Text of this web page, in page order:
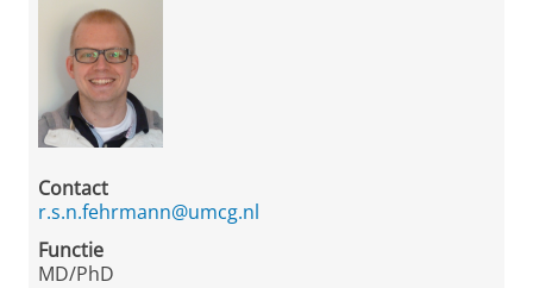
Contact
r.s.n.fehrmann@umcg.nl
Functie
MD/PhD